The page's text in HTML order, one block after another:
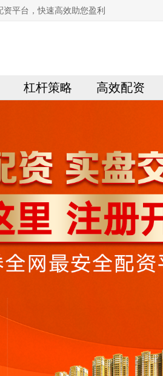
平台，快速高效助您盈利
杠杆策略 高效配资